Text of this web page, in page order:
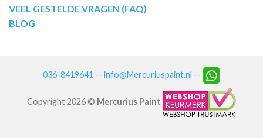
VEEL GESTELDE VRAGEN (FAQ)
BLOG
036-8419641 -- info@Mercuriuspaint.nl --
Copyright 2026 © Mercurius Paint